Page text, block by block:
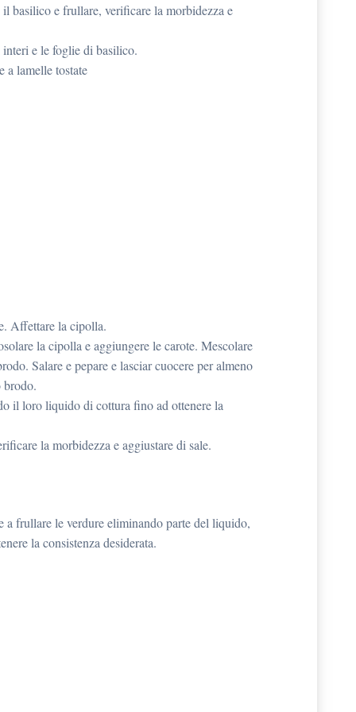
basilico e frullare, verificare la morbidezza e
e le foglie di basilico.
a lamelle tostate
Affettare la cipolla.
la cipolla e aggiungere le carote. Mescolare
Salare e pepare e lasciar cuocere per almeno
brodo.
il loro liquido di cottura fino ad ottenere la
la morbidezza e aggiustare di sale.
frullare le verdure eliminando parte del liquido,
la consistenza desiderata.